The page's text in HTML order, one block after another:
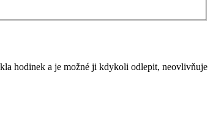
hodinek a je možné ji kdykoli odlepit, neovlivňuje